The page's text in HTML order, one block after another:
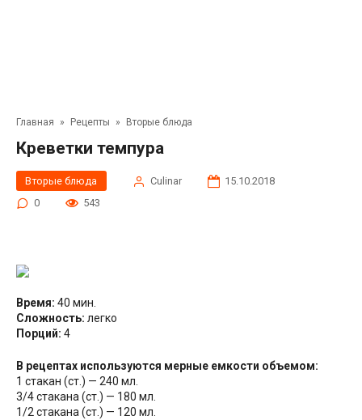
Главная » Рецепты » Вторые блюда
Креветки темпура
Вторые блюда Сulinar
15.10.2018
0
543
Время: 40 мин.
Сложность: легко
Порций: 4
В рецептах используются мерные емкости объемом:
1 стакан (ст.) — 240 мл.
3/4 стакана (ст.) — 180 мл.
1/2 стакана (ст.) — 120 мл.